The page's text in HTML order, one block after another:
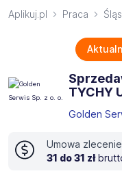
Aplikuj.pl Praca
TYCHY
Golden
Umowa zlecenie
31 do 31 zł